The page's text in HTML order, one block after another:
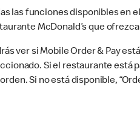
las funciones disponibles en
McDonald’s que
ver si Mobile Order & Pay
Si el restaurante está
Si no está disponible,